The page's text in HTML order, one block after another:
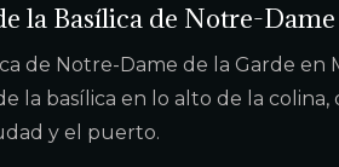
la Basílica de Notre-
de Notre-Dame de la Garde en
basílica en lo alto de la
y el puerto.